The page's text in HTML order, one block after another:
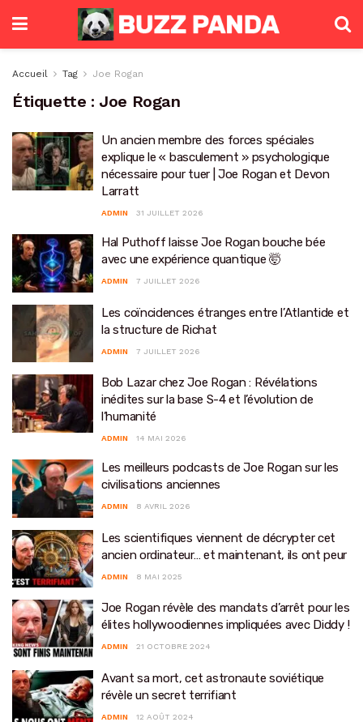
Accueil Tag Joe Rogan
Étiquette : Joe Rogan
Un ancien membre des forces spéciales
explique le « basculement » psychologique
nécessaire pour tuer | Joe Rogan et Devon
Larratt
ADMIN 31 JUILLET 2026
Hal Puthoff laisse Joe Rogan bouche bée
avec une expérience quantique 🤯
ADMIN 7 JUILLET 2026
Les coïncidences étranges entre l’Atlantide et
la structure de Richat
ADMIN 7 JUILLET 2026
Bob Lazar chez Joe Rogan : Révélations
inédites sur la base S-4 et l’évolution de
l’humanité
ADMIN 14 MAI 2026
Les meilleurs podcasts de Joe Rogan sur les
civilisations anciennes
ADMIN 8 AVRIL 2026
Les scientifiques viennent de décrypter cet
ancien ordinateur… et maintenant, ils ont peur
ADMIN 8 MAI 2025
Joe Rogan révèle des mandats d’arrêt pour les
élites hollywoodiennes impliquées avec Diddy !
ADMIN 21 OCTOBRE 2024
Avant sa mort, cet astronaute soviétique
révèle un secret terrifiant
ADMIN 12 AOÛT 2024